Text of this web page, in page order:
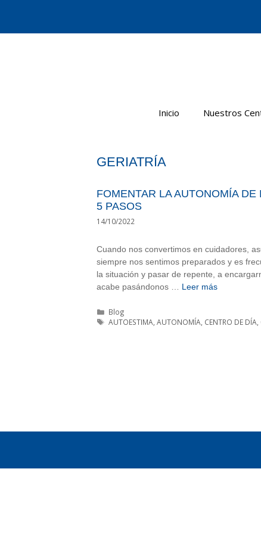
Inicio Nuestros
GERIATRÍA
FOMENTAR LA AUTONOMÍA
5 PASOS
14/10/2022
Cuando nos convertimos en cuidadores,
siempre nos sentimos preparados y es
la situación y pasar de repente, a
acabe pasándonos … Leer más
Categorías
Blog
Etiquetas
AUTOESTIMA,AUTONOMÍA, CENTRO DE DÍA,